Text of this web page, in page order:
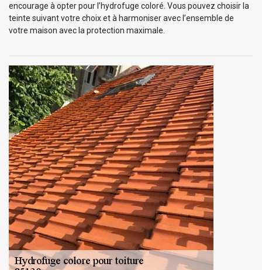
encourage à opter pour l’hydrofuge coloré. Vous pouvez choisir la
teinte suivant votre choix et à harmoniser avec l’ensemble de
votre maison avec la protection maximale.